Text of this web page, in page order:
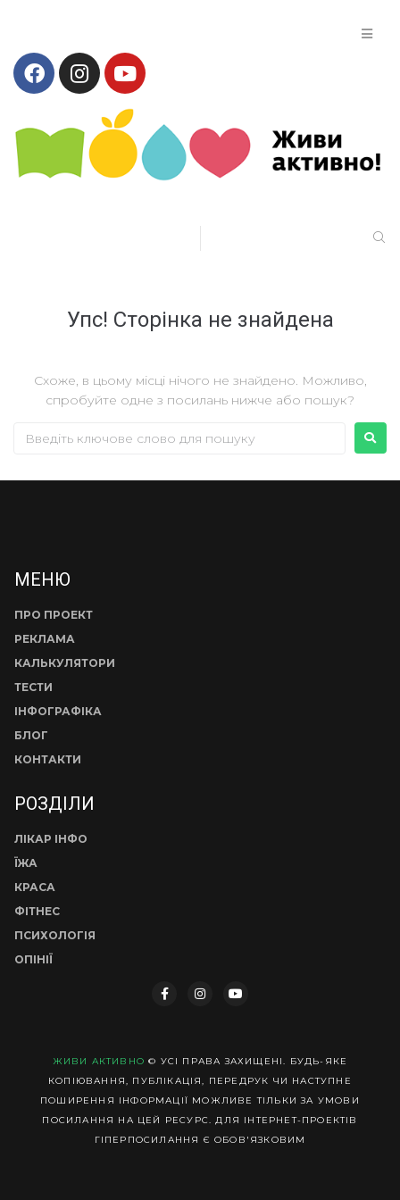
Упс! Сторінка не знайдена
Схоже, в цьому місці нічого не знайдено. Можливо,
спробуйте одне з посилань нижче або пошук?
МЕНЮ
ПРО ПРОЕКТ
РЕКЛАМА
КАЛЬКУЛЯТОРИ
ТЕСТИ
ІНФОГРАФІКА
БЛОГ
КОНТАКТИ
РОЗДІЛИ
ЛІКАР ІНФО
ЇЖА
КРАСА
ФІТНЕС
ПСИХОЛОГІЯ
ОПІНІЇ
ЖИВИ АКТИВНО © УСІ ПРАВА ЗАХИЩЕНІ. БУДЬ-ЯКЕ
КОПІЮВАННЯ, ПУБЛІКАЦІЯ, ПЕРЕДРУК ЧИ НАСТУПНЕ
ПОШИРЕННЯ ІНФОРМАЦІЇ МОЖЛИВЕ ТІЛЬКИ ЗА УМОВИ
ПОСИЛАННЯ НА ЦЕЙ РЕСУРС. ДЛЯ ІНТЕРНЕТ-ПРОЕКТІВ
ГІПЕРПОСИЛАННЯ Є ОБОВ'ЯЗКОВИМ